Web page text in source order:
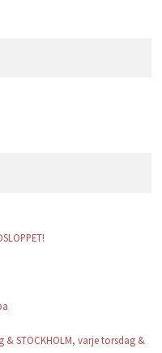
& STOCKHOLM, varje torsdag &